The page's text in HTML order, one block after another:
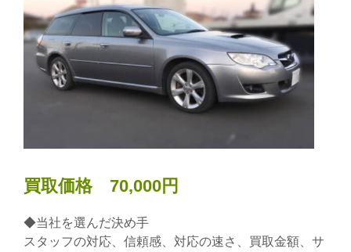
買取価格 70,000円
◆当社を選んだ決め手
スタッフの対応、信頼感、対応の速さ、買取金額、サ